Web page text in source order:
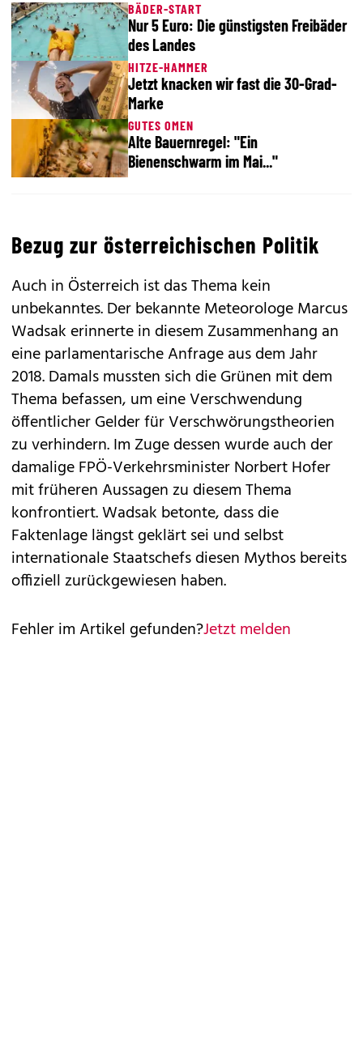
BÄDER-START
Nur 5 Euro: Die günstigsten Freibäder
des Landes
HITZE-HAMMER
Jetzt knacken wir fast die 30-Grad-
Marke
GUTES OMEN
Alte Bauernregel: "Ein
Bienenschwarm im Mai..."
Bezug zur österreichischen Politik
Auch in Österreich ist das Thema kein
unbekanntes. Der bekannte Meteorologe Marcus
Wadsak erinnerte in diesem Zusammenhang an
eine parlamentarische Anfrage aus dem Jahr
2018. Damals mussten sich die Grünen mit dem
Thema befassen, um eine Verschwendung
öffentlicher Gelder für Verschwörungstheorien
zu verhindern. Im Zuge dessen wurde auch der
damalige FPÖ-Verkehrsminister Norbert Hofer
mit früheren Aussagen zu diesem Thema
konfrontiert. Wadsak betonte, dass die
Faktenlage längst geklärt sei und selbst
internationale Staatschefs diesen Mythos bereits
offiziell zurückgewiesen haben.
Fehler im Artikel gefunden?Jetzt melden